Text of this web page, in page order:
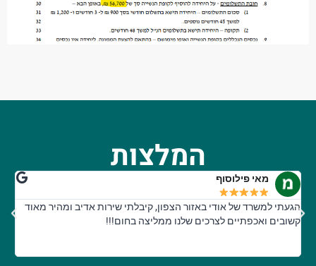
המלצות
מאי פילוסוף
הגעתי למשרד של אודי באזור הצפון, קיבלתי שירות אדיב ומהיר מאוד
קשובים ואכפתיים לצרכים שלנו ממליצה בחום!!!